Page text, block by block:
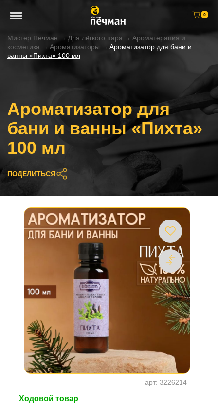
0
Мистер Печман → Для лёгкого пара → Ароматерапия и
косметика → Ароматизаторы → Ароматизатор для бани и
ванны «Пихта» 100 мл
Ароматизатор для
бани и ванны «Пихта»
100 мл
ПОДЕЛИТЬСЯ
арт: 3226214
Ходовой товар